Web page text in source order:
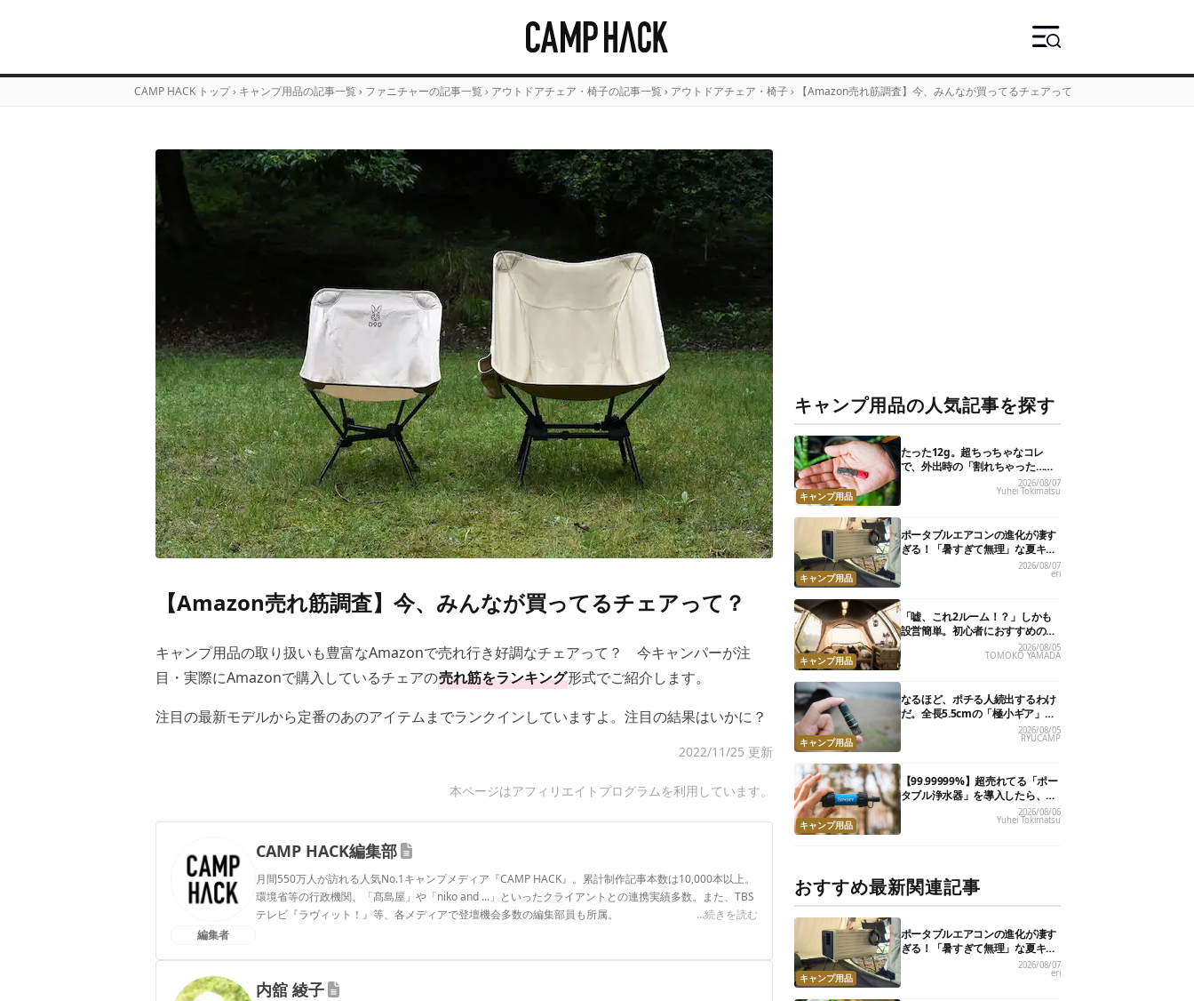
CAMP HACK トップ › キャンプ用品の記事一覧 › ファニチャーの記事一覧 › アウトドアチェア・椅子の記事一覧 › アウトドアチェア・椅子 › 【Amazon売れ筋調査】今、みんなが買ってるチェアって？
【Amazon売れ筋調査】今、みんなが買ってるチェアって？
キャンプ用品の取り扱いも豊富なAmazonで売れ行き好調なチェアって？ 今キャンパーが注
目・実際にAmazonで購入しているチェアの売れ筋をランキング形式でご紹介します。
注目の最新モデルから定番のあのアイテムまでランクインしていますよ。注目の結果はいかに？
2022/11/25 更新
本ページはアフィリエイトプログラムを利用しています。
編集者
CAMP HACK編集部
月間550万人が訪れる人気No.1キャンプメディア『CAMP HACK』。累計制作記事本数は10,000本以上。
環境省等の行政機関、「髙島屋」や「niko and ...」といったクライアントとの連携実績多数。また、TBS
テレビ『ラヴィット！』等、各メディアで登壇機会多数の編集部員も所属。
...続きを読む
内舘 綾子
キャンプ用品の人気記事を探す
キャンプ用品
たった12g。超ちっちゃなコレ
で、外出時の「割れちゃった…」
2026/08/07
Yuhei Tokimatsu
キャンプ用品
ポータブルエアコンの進化が凄す
ぎる！「暑すぎて無理」な夏キャ
ンプを激変させる最新5選2026/08/07
eri
キャンプ用品
「嘘、これ2ルーム！？」しかも
設営簡単。初心者におすすめの最
新“おしゃれ広々テント”7選2026/08/05
TOMOKO YAMADA
キャンプ用品
なるほど、ポチる人続出するわけ
だ。全長5.5cmの「極小ギア」を
使って分かったほんとの魅力2026/08/05
RYUCAMP
キャンプ用品
【99.99999%】超売れてる「ポー
タブル浄水器」を導入したら、防
災が明確に自分ごと化した2026/08/06
Yuhei Tokimatsu
おすすめ最新関連記事
キャンプ用品
ポータブルエアコンの進化が凄す
ぎる！「暑すぎて無理」な夏キャ
ンプを激変させる最新5選2026/08/07
eri